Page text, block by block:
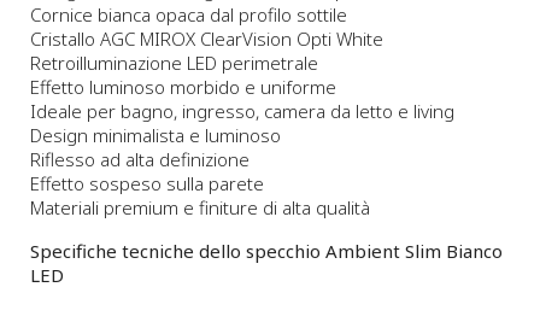
Cornice bianca opaca dal profilo sottile
Cristallo AGC MIROX ClearVision Opti White
Retroilluminazione LED perimetrale
Effetto luminoso morbido e uniforme
Ideale per bagno, ingresso, camera da letto e living
Design minimalista e luminoso
Riflesso ad alta definizione
Effetto sospeso sulla parete
Materiali premium e finiture di alta qualità
Specifiche tecniche dello specchio Ambient Slim Bianco
LED